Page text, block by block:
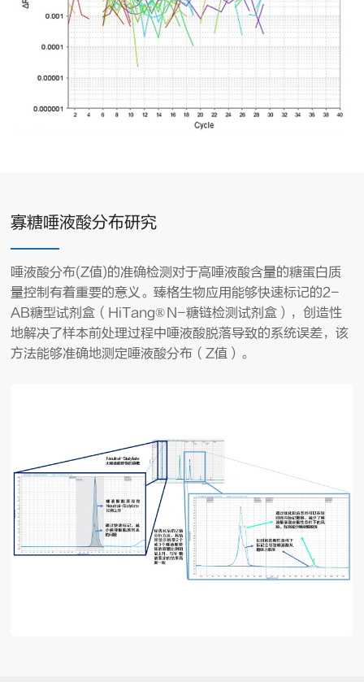
寡糖唾液酸分布研究
唾液酸分布(Z值)的准确检测对于高唾液酸含量的糖蛋白质
量控制有着重要的意义。臻格生物应用能够快速标记的2-
AB糖型试剂盒（HiTang® N-糖链检测试剂盒），创造性
地解决了样本前处理过程中唾液酸脱落导致的系统误差，该
方法能够准确地测定唾液酸分布（Z值）。